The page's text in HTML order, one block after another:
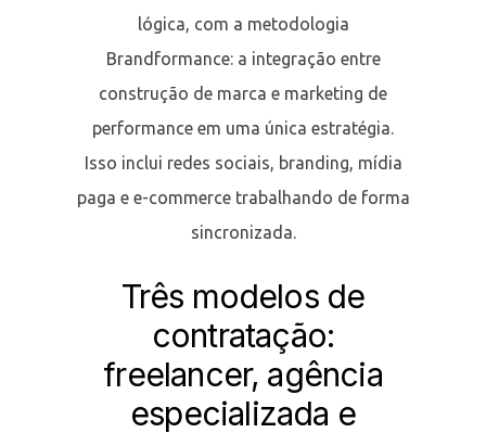
lógica, com a metodologia
Brandformance: a integração entre
construção de marca e marketing de
performance em uma única estratégia.
Isso inclui redes sociais, branding, mídia
paga e e-commerce trabalhando de forma
sincronizada.
Três modelos de
contratação:
freelancer, agência
especializada e